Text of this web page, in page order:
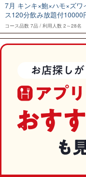
7月 キンキ×鮑×ハモ×ズワ
ス120分飲み放題付10000
コース品数 7品 利用人数 2～28名